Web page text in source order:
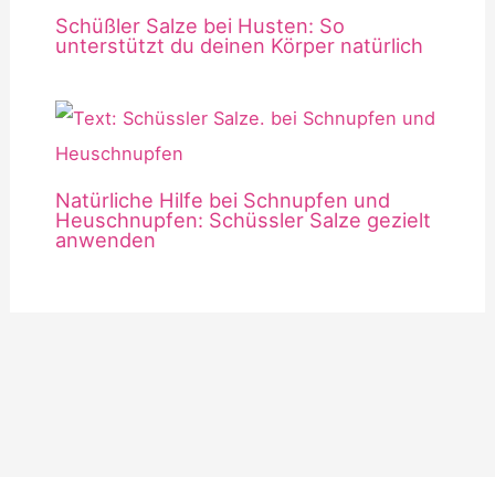
Schüßler Salze bei Husten: So
unterstützt du deinen Körper natürlich
Natürliche Hilfe bei Schnupfen und
Heuschnupfen: Schüssler Salze gezielt
anwenden